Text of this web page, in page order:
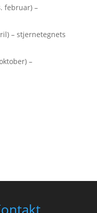
februar) –
– stjernetegnets
–